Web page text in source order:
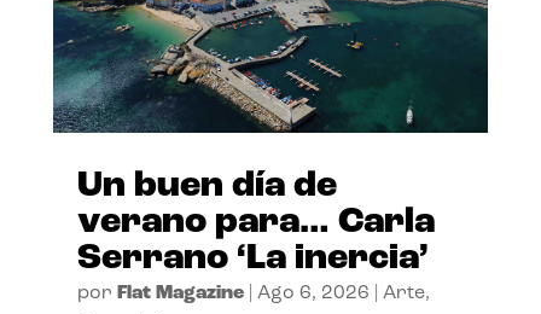
Un buen día de
verano para… Carla
Serrano ‘La inercia’
por Flat Magazine| Ago 6, 2026 Arte,